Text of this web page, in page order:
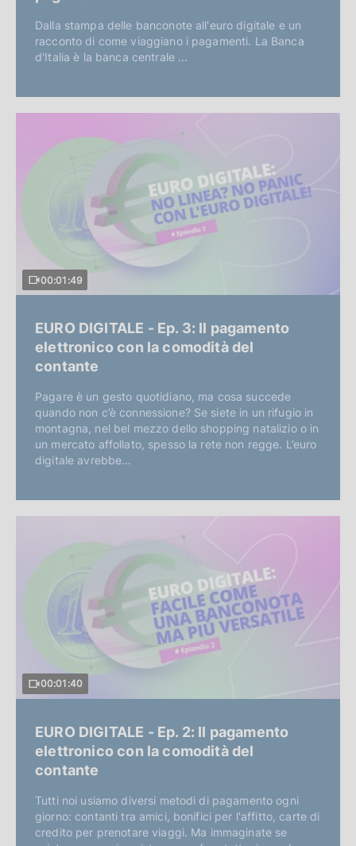
Dalla stampa delle banconote all'euro digitale e un
racconto di come viaggiano i pagamenti. La Banca
d'Italia è la banca centrale ...
00:01:49
EURO DIGITALE - Ep. 3: Il pagamento
elettronico con la comodità del
contante
Pagare è un gesto quotidiano, ma cosa succede
quando non c’è connessione? Se siete in un rifugio in
montagna, nel bel mezzo dello shopping natalizio o in
un mercato affollato, spesso la rete non regge. L’euro
digitale avrebbe…
00:01:40
EURO DIGITALE - Ep. 2: Il pagamento
elettronico con la comodità del
contante
Tutti noi usiamo diversi metodi di pagamento ogni
giorno: contanti tra amici, bonifici per l'affitto, carte di
credito per prenotare viaggi. Ma immaginate se